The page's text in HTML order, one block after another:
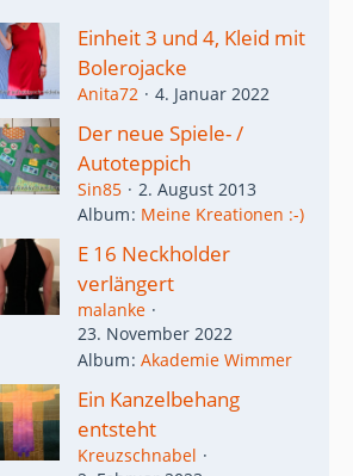
Einheit 3 und 4, Kleid mit
Bolerojacke
Anita72 4. Januar 2022
Der neue Spiele- /
Autoteppich
Sin85
2. August 2013
Album Meine Kreationen :-)
E 16 Neckholder
verlängert
malanke
23. November 2022
Album Akademie Wimmer
Ein Kanzelbehang
entsteht
Kreuzschnabel